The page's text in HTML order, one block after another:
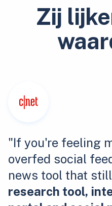
Zij
"If you're feeling
overfed social
news tool that
research tool,